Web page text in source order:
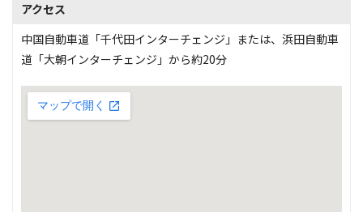
アクセス
中国自動車道「千代田インターチェンジ」または、浜田自動車
道「大朝インターチェンジ」から約20分